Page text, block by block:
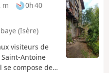
m
0h 40
(Isère)
visiteurs de
Antoine
se compose de